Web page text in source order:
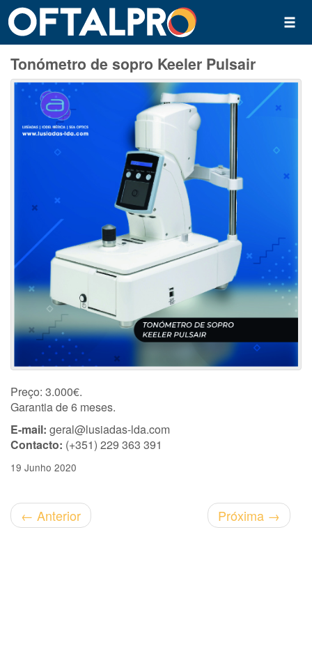
Tonómetro de sopro Keeler Pulsair
Preço: 3.000€.
Garantia de 6 meses.
E-mail: geral@lusiadas-lda.com
Contacto: (+351) 229 363 391
19 Junho 2020
← Anterior Próxima →